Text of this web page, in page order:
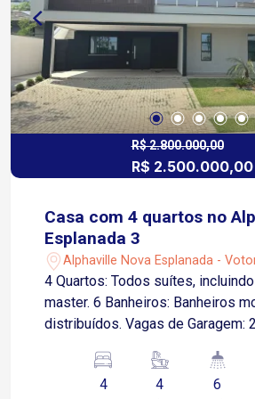
em uma das melhores regiões
próxima ao Campolim, com fácil
principais comércios da cidade
Iguatemi, Carrefour, Tauste, entre
R$ 2.800.000,00
R$ 2.500.000,00
Casa com 4 quartos no
Esplanada 3
Alphaville Nova Esplanada -
4 Quartos: Todos suítes,
master. 6 Banheiros: Banheiros
distribuídos. Vagas de Garagem:
Localizado no andar superior,
uma entrada majestosa. Área
4 4 6